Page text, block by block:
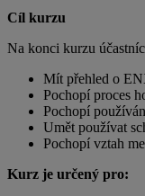
Cíl kurzu
Na konci kurzu
Mít přehled o
Pochopí proces
Pochopí
Umět používat
Pochopí vztah
Kurz je určený pro: